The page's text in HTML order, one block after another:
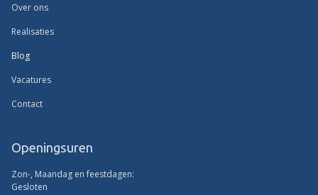
Over ons
Realisaties
Blog
Vacatures
Contact
Openingsuren
Zon-, Maandag en feestdagen:
Gesloten